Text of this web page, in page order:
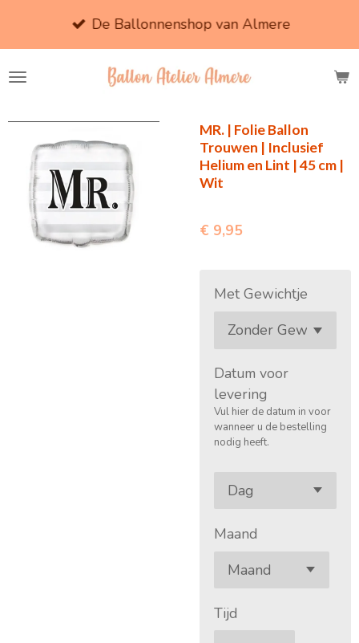
de
De Ballonnenshop van Almere
MR. | Folie Ballon
Trouwen | Inclusief
Helium en Lint | 45 cm |
Wit
€ 9,95
Met Gewichtje
Datum voor
levering
Vul hier de datum in voor
wanneer u de bestelling
nodig heeft.
Maand
Tijd